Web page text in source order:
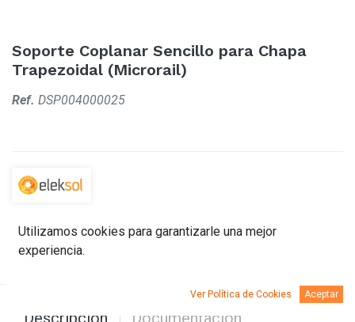
Soporte Coplanar Sencillo para Chapa
Trapezoidal (Microrail)
Ref. DSP004000025
Utilizamos cookies para garantizarle una mejor
experiencia.
Ver Política de Cookies Aceptar